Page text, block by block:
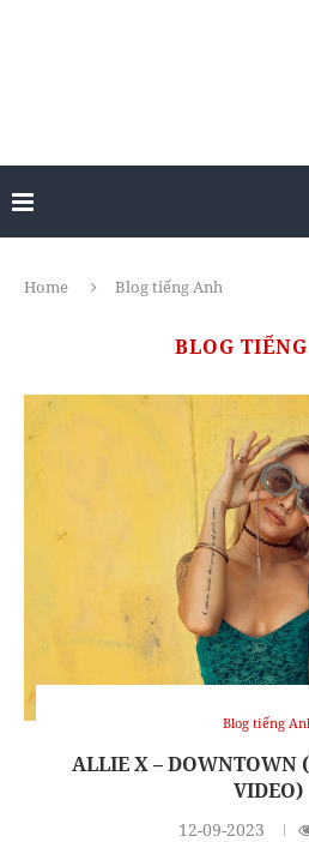
Home Blog tiếng Anh
BLOG
Blog tiếng
ALLIE X – DOWNTOWN
VIDEO)
12-09-2023